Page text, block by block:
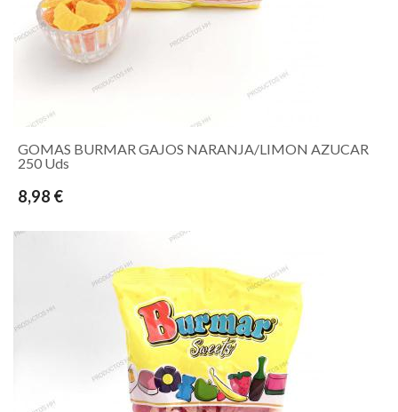
GOMAS BURMAR GAJOS NARANJA/LIMON AZUCAR
250 Uds
8,98 €